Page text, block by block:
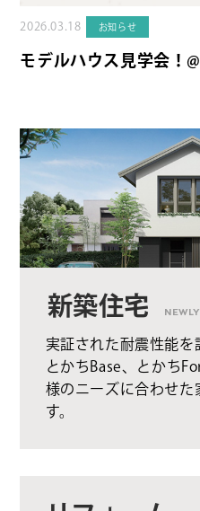
2026.03.18 お知らせ
モデルハウス見学会！
新築住宅
実証された耐震性能を
とかちBase、とかち
様のニーズに合わせた
す。